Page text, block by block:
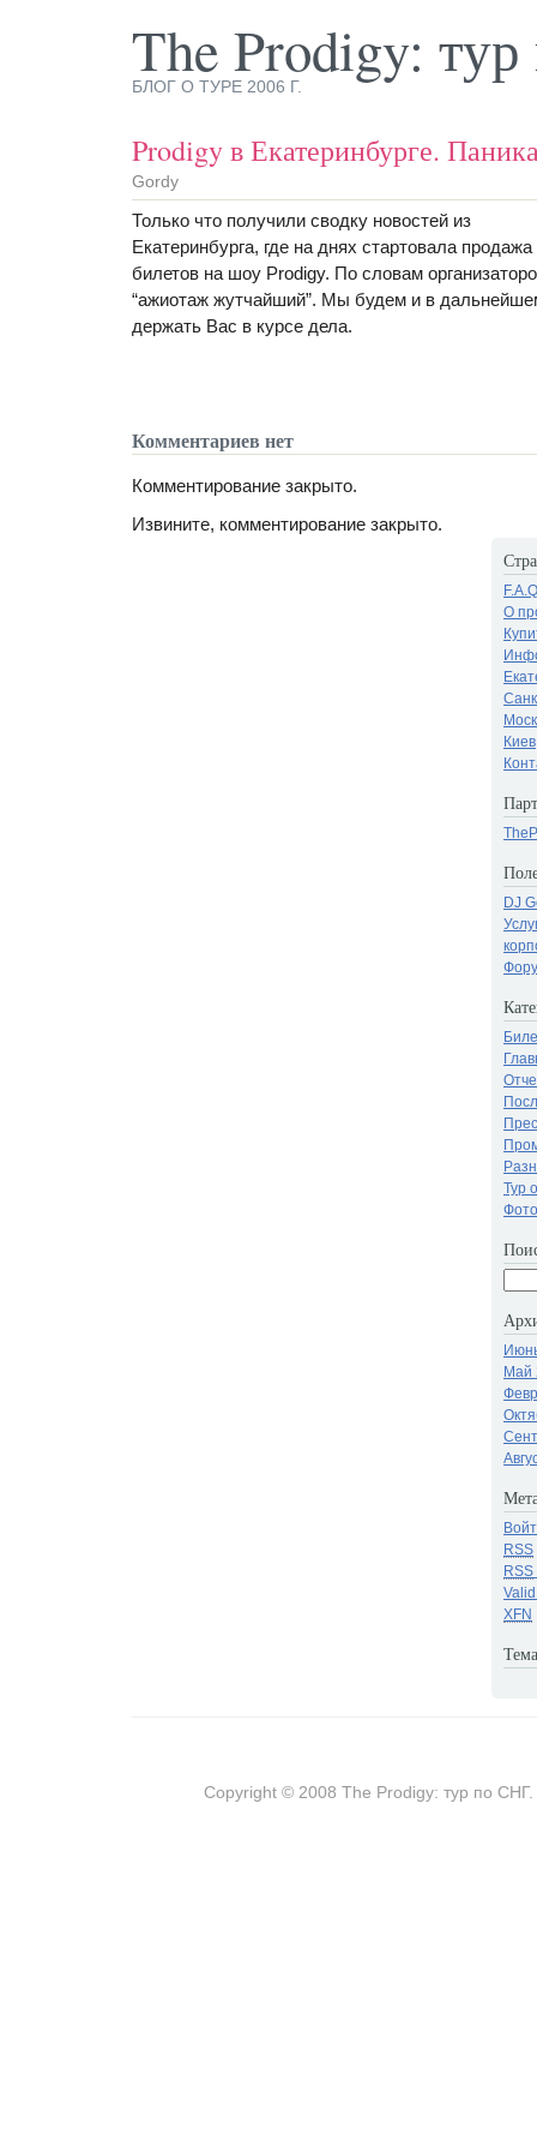
The Prodigy:
БЛОГ О ТУРЕ 2006 Г.
Prodigy в Екатеринбурге.
Gordy
Только что получили сводку новостей из
Екатеринбурга, где на днях стартовала продажа
билетов на шоу Prodigy. По словам
“ажиотаж жутчайший”. Мы будем и в
держать Вас в курсе дела.
Комментариев нет
Комментирование закрыто.
Извините, комментирование закрыто.
О
Киев
DJ
Тур
Фото
Май
RSS
RSS
XFN
Copyright © 2008 The Prodigy: тур по СНГ.